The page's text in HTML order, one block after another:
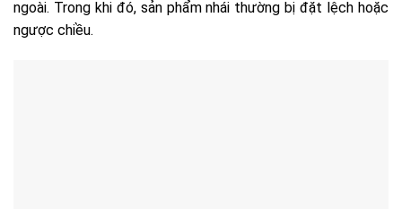
ngoài. Trong khi đó, sản phẩm nhái thường bị đặt lệch hoặc
ngược chiều.